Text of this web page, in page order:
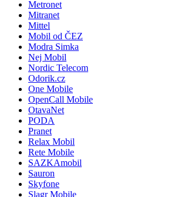
Metronet
Mitranet
Mittel
Mobil od ČEZ
Modra Simka
Nej Mobil
Nordic Telecom
Odorik.cz
One Mobile
OpenCall Mobile
OtavaNet
PODA
Pranet
Relax Mobil
Rete Mobile
SAZKAmobil
Sauron
Skyfone
Slagr Mobile